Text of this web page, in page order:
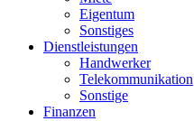
Eigentum
Sonstiges
Dienstleistungen
Handwerker
Telekommunikation
Sonstige
Finanzen